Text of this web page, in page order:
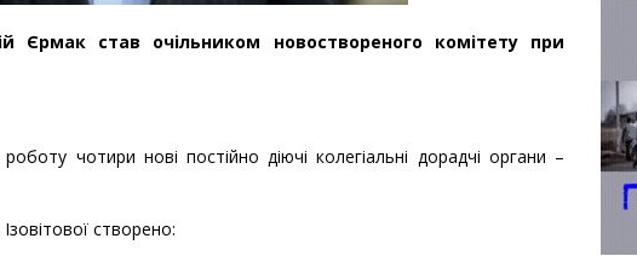
Єрмак став очільником новоствореного комітету при
чотири нові постійно діючі колегіальні дорадчі органи –
створено: